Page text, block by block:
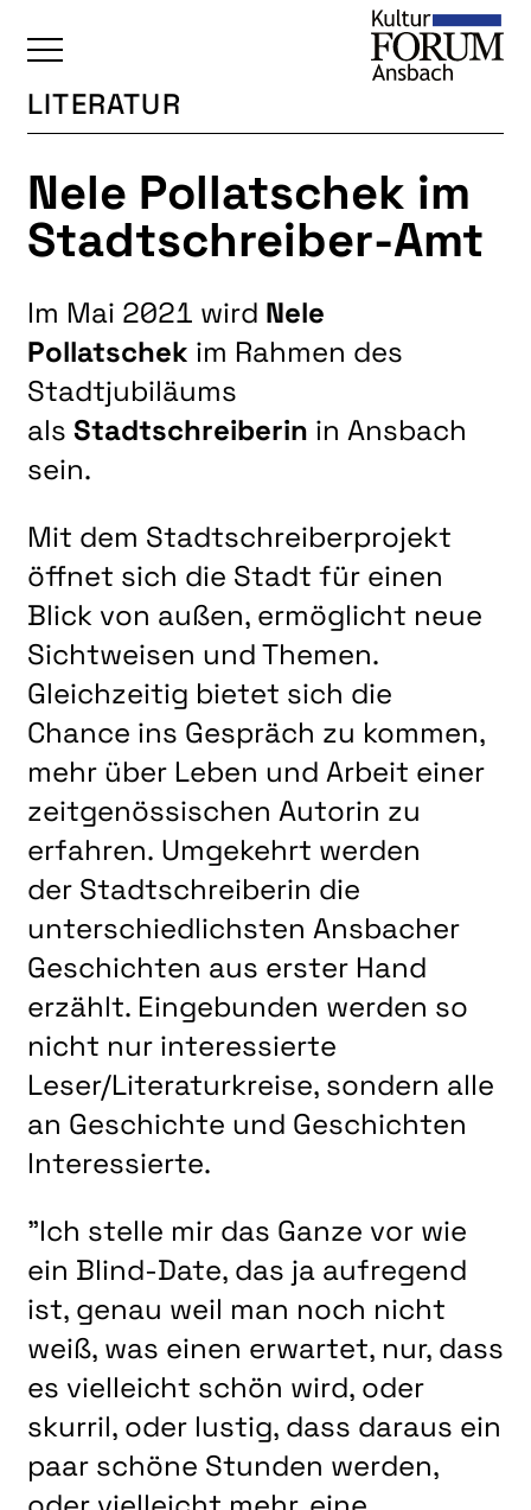
ÜBERSICHT
KALENDER
UNSERE BEREICHE
BILDENDE KUNST
FOTOGRUPPE
INTERKULTUR
LITERATUR
MUSIK
NATUR & STRUKTUR
ÜBER UNS
DER VEREIN
KUNSTHAUS R3
SPECKDRUMM HALLE
BEWERBUNG
UNSERE MITGLIEDER
UNSERE KÜNSTLER*INNEN
VERANSTALTUNGEN UNSERER MITGLIEDER
BEFREUNDETE KUNSTVEREINE
LITERATUR
Nele Pollatschek im
Stadtschreiber-Amt
Im Mai 2021 wird Nele
Pollatschek im Rahmen des
Stadtjubiläums
als Stadtschreiberin in Ansbach
sein.
Mit dem Stadtschreiberprojekt
öffnet sich die Stadt für einen
Blick von außen, ermöglicht neue
Sichtweisen und Themen.
Gleichzeitig bietet sich die
Chance ins Gespräch zu kommen,
mehr über Leben und Arbeit einer
zeitgenössischen Autorin zu
erfahren. Umgekehrt werden
der Stadtschreiberin die
unterschiedlichsten Ansbacher
Geschichten aus erster Hand
erzählt. Eingebunden werden so
nicht nur interessierte
Leser/Literaturkreise, sondern alle
an Geschichte und Geschichten
Interessierte.
"Ich stelle mir das Ganze vor wie
ein Blind-Date, das ja aufregend
ist, genau weil man noch nicht
weiß, was einen erwartet, nur, dass
es vielleicht schön wird, oder
skurril, oder lustig, dass daraus ein
paar schöne Stunden werden,